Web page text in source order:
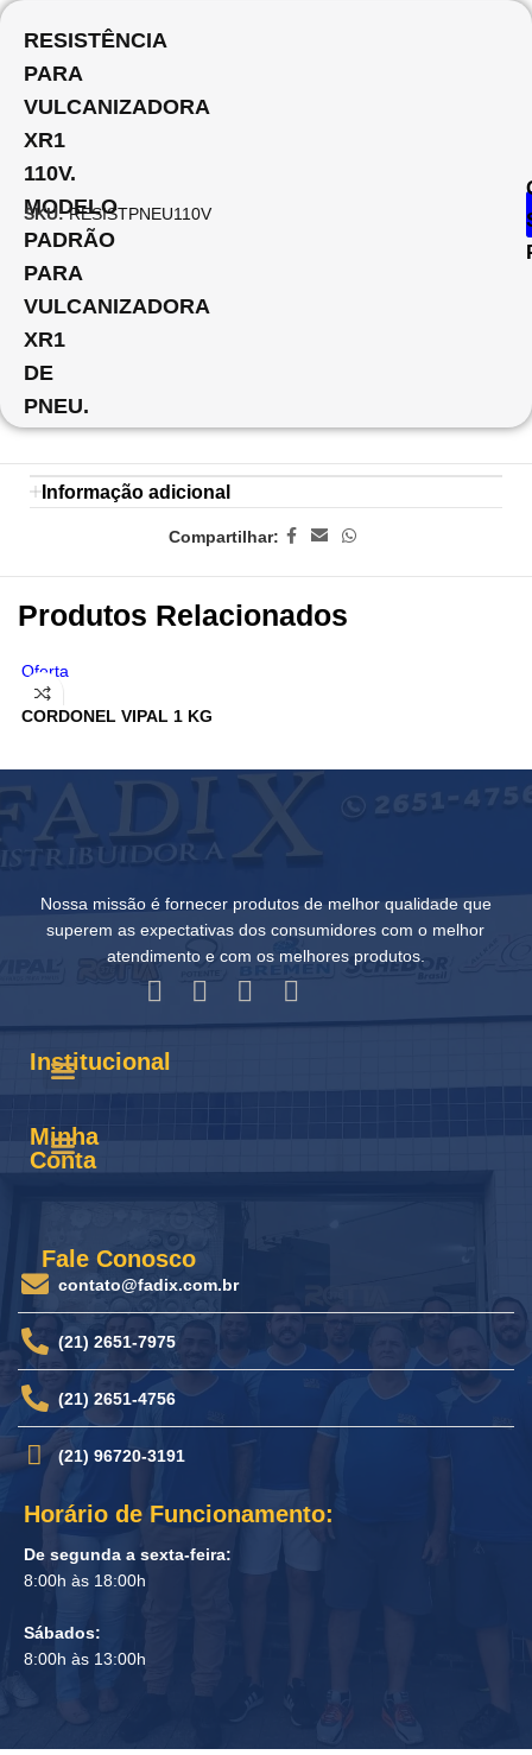
RESISTÊNCIA
PARA
VULCANIZADORA
XR1
110V.
MODELO
PADRÃO
PARA
VULCANIZADORA
XR1
DE
PNEU.
SKU:RESISTPNEU110V
Informação adicional
Compartilhar:
Produtos Relacionados
Oferta
CORDONEL VIPAL 1 KG
Nossa missão é fornecer produtos de melhor qualidade que
superem as expectativas dos consumidores com o melhor
atendimento e com os melhores produtos.
Institucional
Minha
Conta
Fale Conosco
contato@fadix.com.br
(21) 2651-7975
(21) 2651-4756
(21) 96720-3191
Horário de Funcionamento:
De segunda a sexta-feira:
8:00h às 18:00h
Sábados:
8:00h às 13:00h